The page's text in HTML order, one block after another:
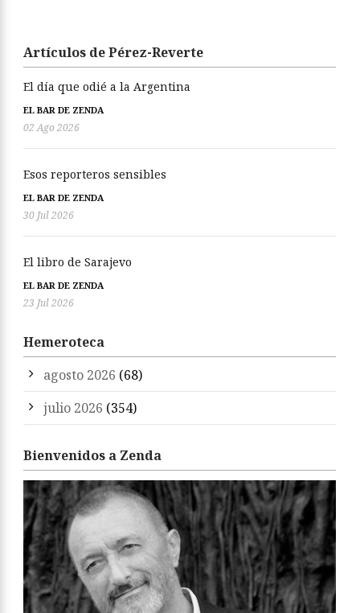
Artículos de Pérez-Reverte
El día que odié a la Argentina
EL BAR DE ZENDA
02 Ago 2026
Esos reporteros sensibles
EL BAR DE ZENDA
30 Jul 2026
El libro de Sarajevo
EL BAR DE ZENDA
23 Jul 2026
Hemeroteca
agosto 2026 (68)
julio 2026 (354)
Bienvenidos a Zenda